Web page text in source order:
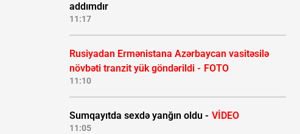
addımdır
11:17
Rusiyadan Ermənistana Azərbaycan vasitəsilə
növbəti tranzit yük göndərildi - FOTO
11:10
Sumqayıtda sexdə yanğın oldu - VİDEO
11:05